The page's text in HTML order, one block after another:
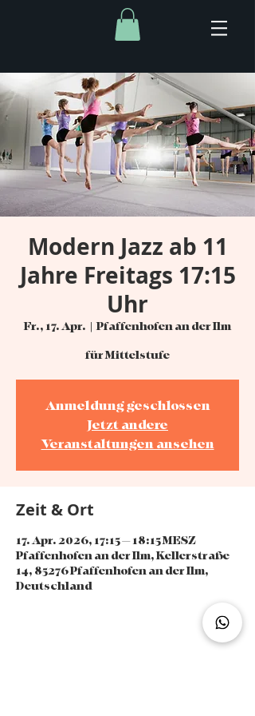
Modern Jazz ab 11
Jahre Freitags 17:15
Uhr
Fr., 17. Apr.
  |
Pfaffenhofen an der Ilm
für Mittelstufe
Anmeldung geschlossen
Jetzt andere
Veranstaltungen ansehen
Zeit & Ort
17. Apr. 2026, 17:15 – 18:15 MESZ
Pfaffenhofen an der Ilm, Kellerstraße
14, 85276 Pfaffenhofen an der Ilm,
Deutschland